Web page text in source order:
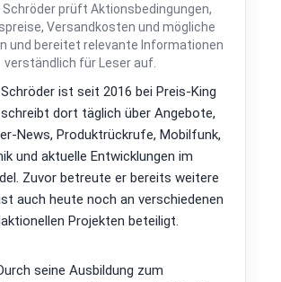
prüft Aktionsbedingungen,
Versandkosten und mögliche
und bereitet relevante Informationen
verständlich für Leser auf.
ist seit 2016 bei Preis-King
dort täglich über Angebote,
News, Produktrückrufe, Mobilfunk,
und aktuelle Entwicklungen im
Zuvor betreute er bereits weitere
auch heute noch an verschiedenen
Projekten beteiligt.
seine Ausbildung zum